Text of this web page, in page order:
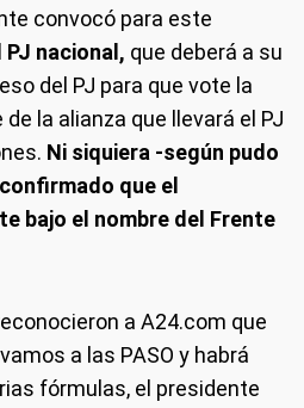
convocó para este
nacional, que deberá a su
del PJ para que vote la
la alianza que llevará el PJ
Ni siquiera -según pudo
que el
bajo el nombre del Frente
a A24.com que
a las PASO y habrá
fórmulas, el presidente